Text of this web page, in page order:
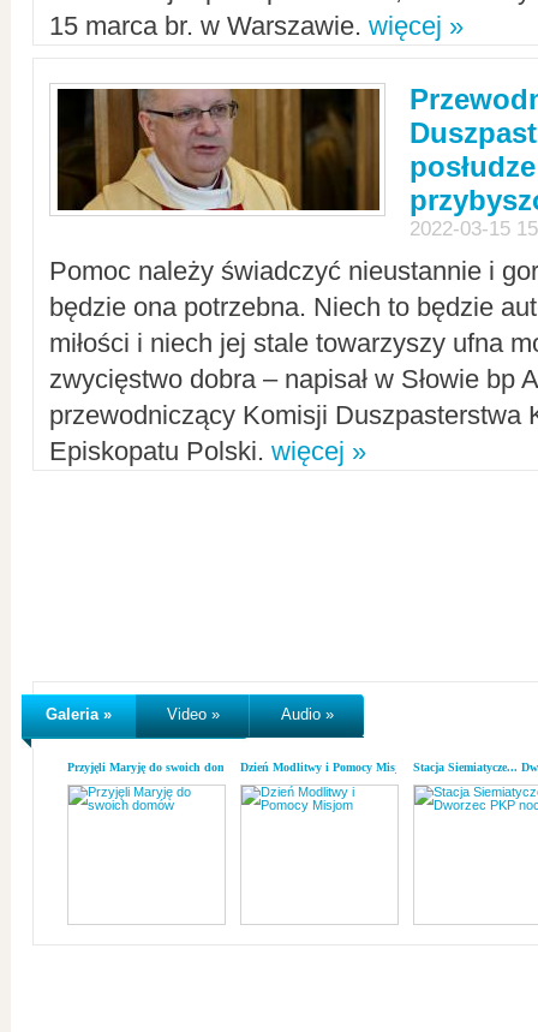
15 marca br. w Warszawie. więcej »
2022-03-15
Pomoc należy świadczyć nieustannie i
będzie ona potrzebna. Niech to będzie
miłości i niech jej stale towarzyszy ufna
zwycięstwo dobra – napisał w Słowie bp
przewodniczący Komisji Duszpasterstwa
Episkopatu Polski. więcej »
Galeria » Video » Audio »
Przyjęli Maryję do swoich domówDzień Modlitwy i Pomocy MisjomStacja Siemiatycze...